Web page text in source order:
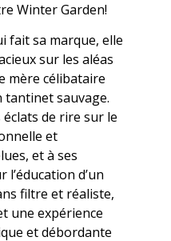
Winter Garden!
fait sa marque, elle
sur les aléas
mère célibataire
tantinet sauvage.
de rire sur le
et
et à ses
d’un
filtre et réaliste,
une expérience
et débordante